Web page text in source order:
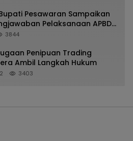
Pesawaran Sampaikan
Pelaksanaan APBD
3844
Penipuan Trading
Ambil Langkah Hukum
3403